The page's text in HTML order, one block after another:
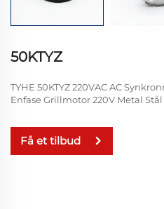
50KTYZ
TYHE 50KTYZ 220VAC AC
Enfase Grillmotor 220V Metal
Få et tilbud